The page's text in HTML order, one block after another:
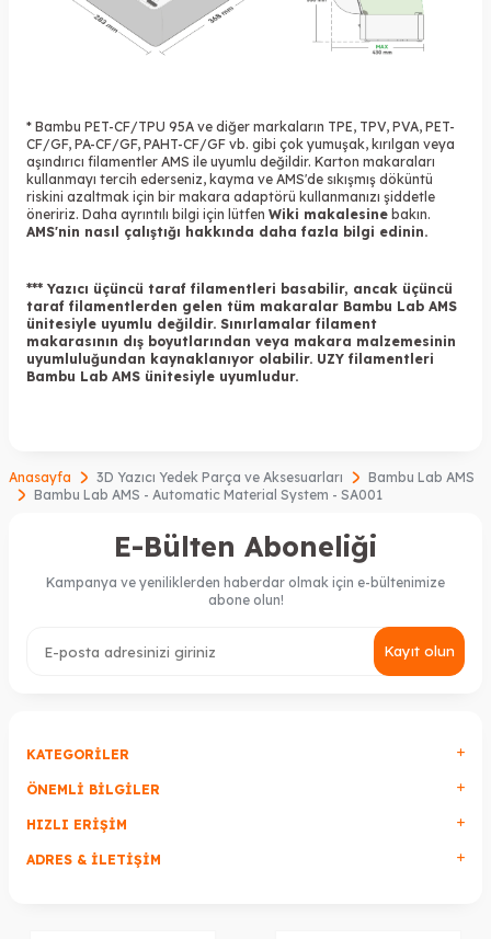
* Bambu PET-CF/TPU 95A ve diğer markaların TPE, TPV, PVA, PET-
CF/GF, PA-CF/GF, PAHT-CF/GF vb. gibi çok yumuşak, kırılgan veya
aşındırıcı filamentler AMS ile uyumlu değildir. Karton makaraları
kullanmayı tercih ederseniz, kayma ve AMS'de sıkışmış döküntü
riskini azaltmak için bir makara adaptörü kullanmanızı şiddetle
öneririz. Daha ayrıntılı bilgi için lütfen Wiki makalesine bakın.
AMS'nin nasıl çalıştığı hakkında daha fazla bilgi edinin.
*** Yazıcı üçüncü taraf filamentleri basabilir, ancak üçüncü
taraf filamentlerden gelen tüm makaralar Bambu Lab AMS
ünitesiyle uyumlu değildir. Sınırlamalar filament
makarasının dış boyutlarından veya makara malzemesinin
uyumluluğundan kaynaklanıyor olabilir. UZY filamentleri
Bambu Lab AMS ünitesiyle uyumludur.
Anasayfa 3D Yazıcı Yedek Parça ve Aksesuarları
Bambu Lab AMS
Bambu Lab AMS - Automatic Material System - SA001
E-Bülten Aboneliği
Kampanya ve yeniliklerden haberdar olmak için e-bültenimize
abone olun!
Kayıt olun
KATEGORILER
ÖNEMLI BILGILER
HIZLI ERIŞIM
ADRES & İLETIŞIM